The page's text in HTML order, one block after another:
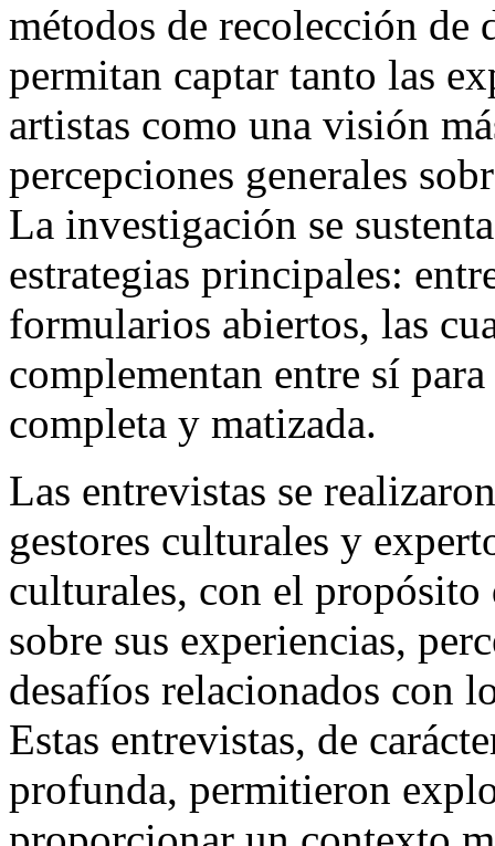
métodos de recolección de
permitan captar tanto las
artistas como una visión
percepciones generales
La investigación se
estrategias principales:
formularios abiertos, las
complementan entre sí
completa y matizada.
Las entrevistas se
gestores culturales y
culturales, con el
sobre sus experiencias,
desafíos relacionados con
Estas entrevistas, de
profunda, permitieron